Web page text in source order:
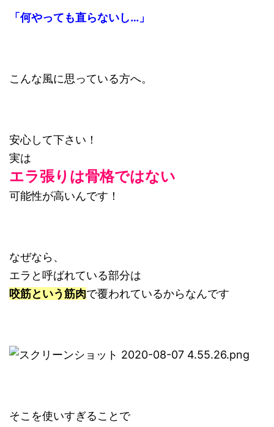
「何やっても直らないし…」
こんな風に思っている方へ。
安心して下さい！
実は
エラ張りは骨格ではない
可能性が高いんです！
なぜなら、
エラと呼ばれている部分は
咬筋という筋肉で覆われているからなんです
そこを使いすぎることで